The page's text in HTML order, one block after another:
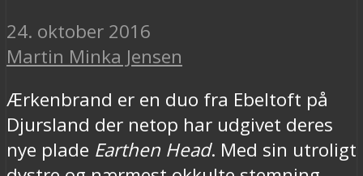
24. oktober 2016
Martin Minka Jensen
Ærkenbrand er en duo fra Ebeltoft på
Djursland der netop har udgivet deres
nye plade Earthen Head. Med sin utroligt